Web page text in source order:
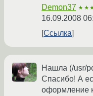
Demon37
16.09.2008
Ссылка
Нашла (/usr/
Спасибо! А
оформление